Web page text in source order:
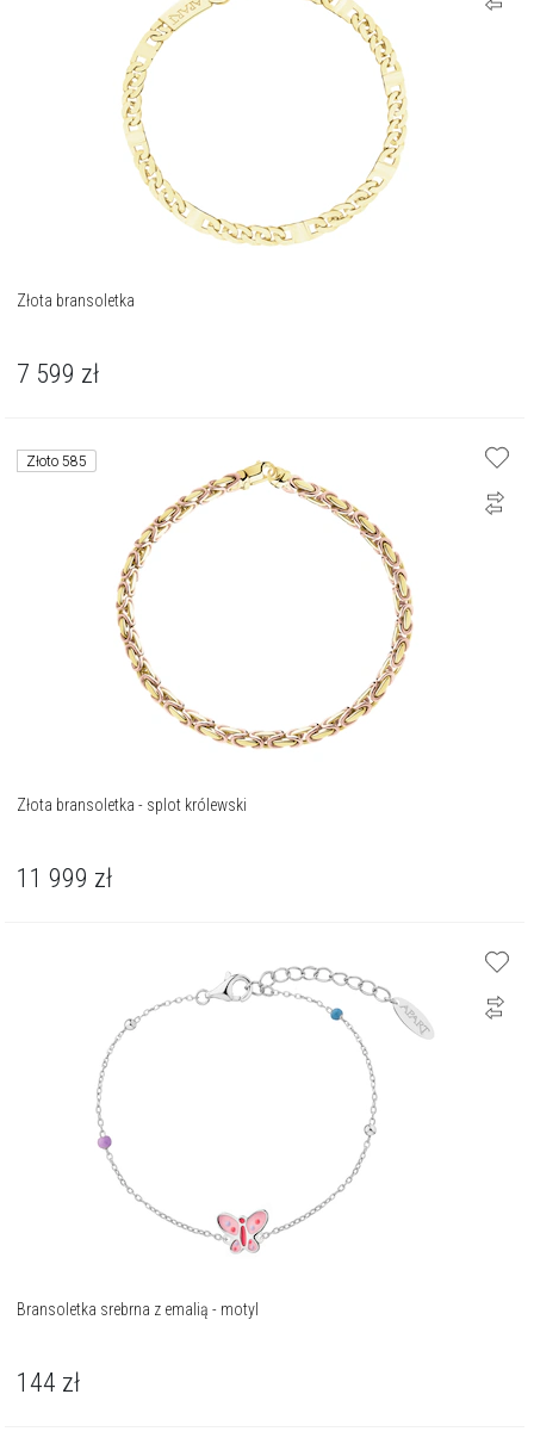
Złota bransoletka
7 599 zł
Złoto 585
Złota bransoletka - splot królewski
11 999 zł
Bransoletka srebrna z emalią - motyl
144 zł